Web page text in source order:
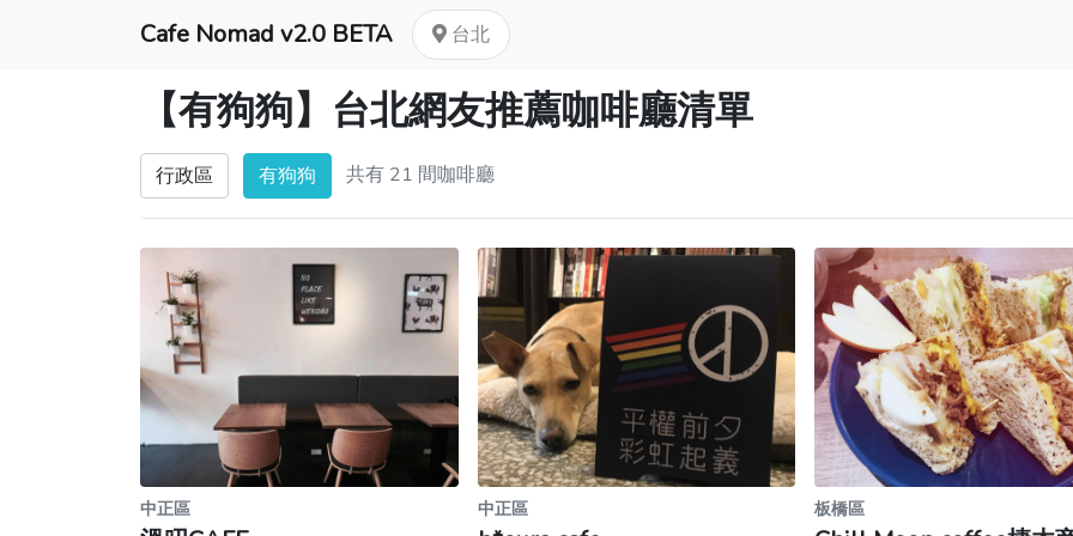
Cafe Nomad v2.0 BETA 台北
【有狗狗】台北網友推薦咖啡廳清單
行政區 有狗狗 共有 21 間咖啡廳
中正區 中正區 板橋區